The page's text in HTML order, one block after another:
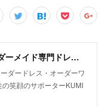
名古屋 豊橋のオーダーメイド専門ドレスデザイナー KUMI OHARA
ードレス・オーダーワ
笑顔のサポーターKUMI